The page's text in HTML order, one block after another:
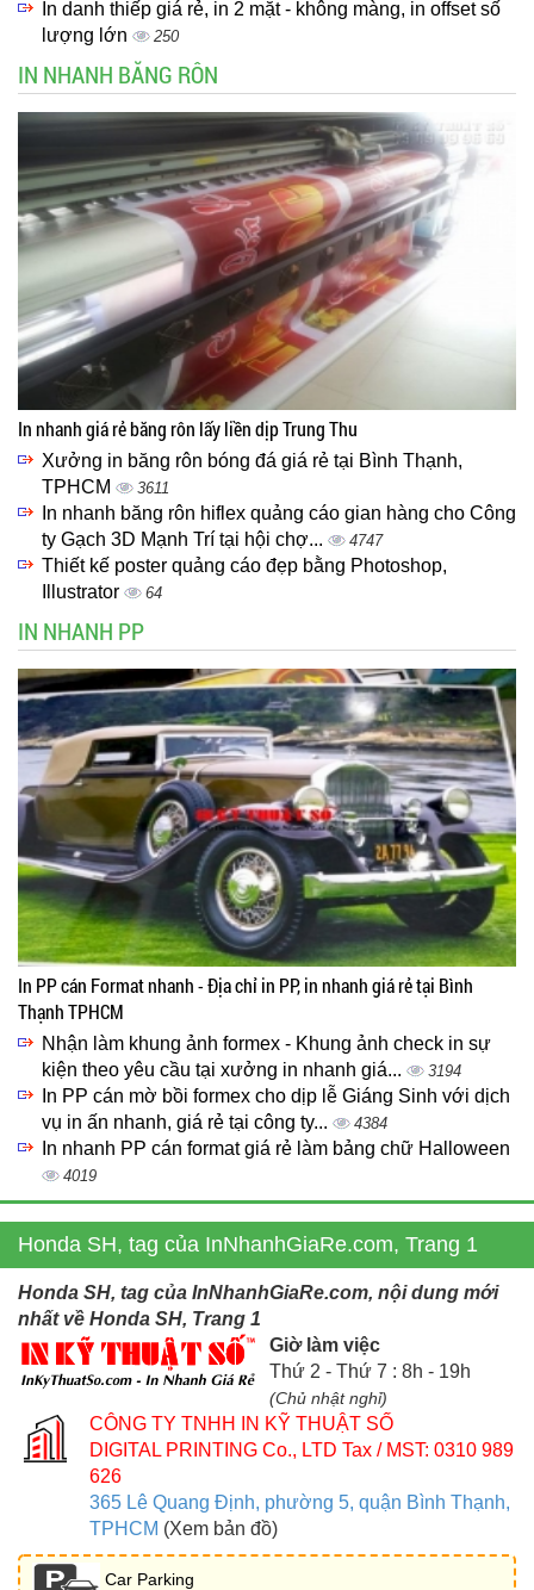
In danh thiếp giá rẻ, in 2 mặt - không màng, in offset số
lượng lớn
250
IN NHANH BĂNG RÔN
In nhanh giá rẻ băng rôn lấy liền dịp Trung Thu
Xưởng in băng rôn bóng đá giá rẻ tại Bình Thạnh,
TPHCM
3611
In nhanh băng rôn hiflex quảng cáo gian hàng cho Công
ty Gạch 3D Mạnh Trí tại hội chợ...
4747
Thiết kế poster quảng cáo đẹp bằng Photoshop,
Illustrator
64
IN NHANH PP
In PP cán Format nhanh - Địa chỉ in PP, in nhanh giá rẻ tại Bình
Thạnh TPHCM
Nhận làm khung ảnh formex - Khung ảnh check in sự
kiện theo yêu cầu tại xưởng in nhanh giá...
3194
In PP cán mờ bồi formex cho dịp lễ Giáng Sinh với dịch
vụ in ấn nhanh, giá rẻ tại công ty...
4384
In nhanh PP cán format giá rẻ làm bảng chữ Halloween
4019
Honda SH, tag của InNhanhGiaRe.com, Trang 1
Honda SH, tag của InNhanhGiaRe.com, nội dung mới
nhất về Honda SH, Trang 1
Giờ làm việc
Thứ 2 - Thứ 7 : 8h - 19h
(Chủ nhật nghỉ)
CÔNG TY TNHH IN KỸ THUẬT SỐ
DIGITAL PRINTING Co., LTD Tax / MST: 0310 989
626
365 Lê Quang Định, phường 5, quận Bình Thạnh,
TPHCM (Xem bản đồ)
Car Parking